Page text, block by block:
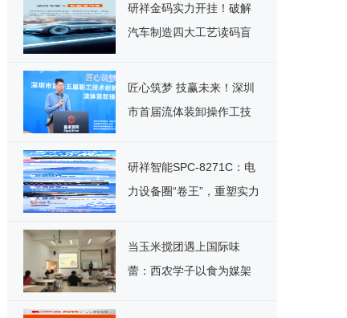
研祥金码实力开挂！破解
汽车制造四大工艺读码盲
匠心筑梦 技赢未来！深圳
市首届流体装卸操作工技
研祥智能SPC-8271C：电
力设备圈“卷王”，重塑实力
当玉米搅团遇上国际味
蕾：西农学子以食为媒架